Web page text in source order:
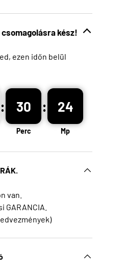
csomagolásra kész!
ezen időn belül
: 30
Perc
: 22
Mp
van.
GARANCIA.